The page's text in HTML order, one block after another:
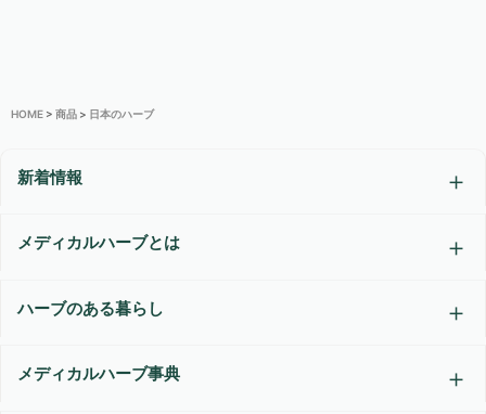
HOME > 商品 > 日本のハーブ
新着情報
メディカルハーブとは
ハーブのある暮らし
メディカルハーブ事典